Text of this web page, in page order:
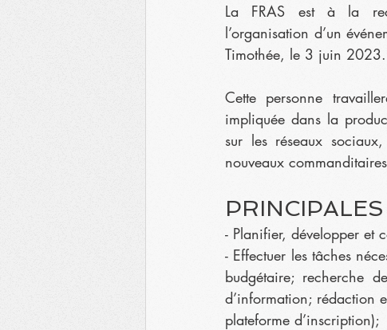
La FRAS est à la
l’organisation d’un
Timothée, le 3 juin 2023.
Cette personne
impliquée dans la
sur les réseaux
nouveaux
- Planifier, développer et
- Effectuer les tâches
budgétaire; recherche
d’information; rédaction
plateforme d’inscription);